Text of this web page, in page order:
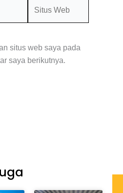
situs web saya pada
saya berikutnya.